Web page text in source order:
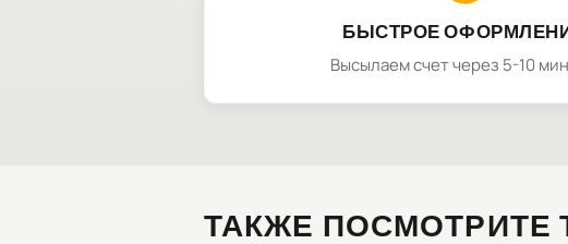
БЫСТРОЕ
Высылаем счет через 5-10
ТАКЖЕ ПОСМОТРИТЕ